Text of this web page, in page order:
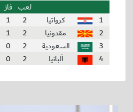
لعب فاز
1
كرواتيا 2
1
2
مقدونيا 2
1
3
السعودية 2
0
4
ألبانيا 2
0